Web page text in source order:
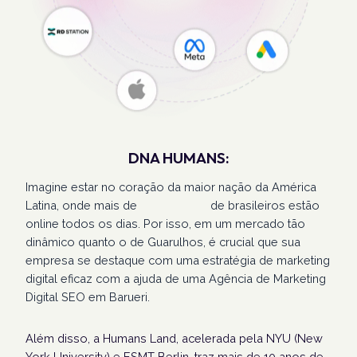
DNA HUMANS:
Imagine estar no coração da maior nação da América
Latina, onde mais de
de brasileiros estão
online todos os dias. Por isso, em um mercado tão
dinâmico quanto o de Guarulhos, é crucial que sua
empresa se destaque com uma estratégia de marketing
digital eficaz com a ajuda de uma Agência de Marketing
Digital SEO em Barueri.
Além disso, a Humans Land, acelerada pela NYU (New